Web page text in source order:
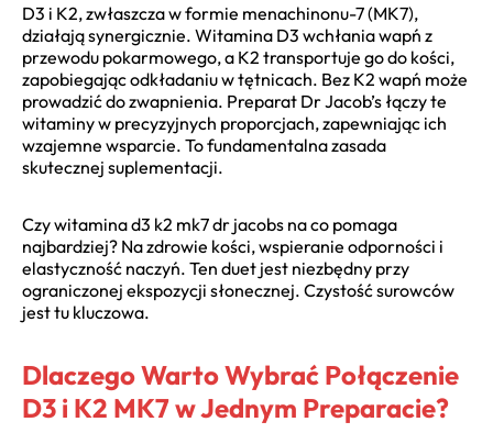
D3 i K2, zwłaszcza w formie menachinonu-7 (MK7),
działają synergicznie. Witamina D3 wchłania wapń z
przewodu pokarmowego, a K2 transportuje go do kości,
zapobiegając odkładaniu w tętnicach. Bez K2 wapń może
prowadzić do zwapnienia. Preparat Dr Jacob’s łączy te
witaminy w precyzyjnych proporcjach, zapewniając ich
wzajemne wsparcie. To fundamentalna zasada
skutecznej suplementacji.
Czy witamina d3 k2 mk7 dr jacobs na co pomaga
najbardziej? Na zdrowie kości, wspieranie odporności i
elastyczność naczyń. Ten duet jest niezbędny przy
ograniczonej ekspozycji słonecznej. Czystość surowców
jest tu kluczowa.
Dlaczego Warto Wybrać Połączenie
D3 i K2 MK7 w Jednym Preparacie?